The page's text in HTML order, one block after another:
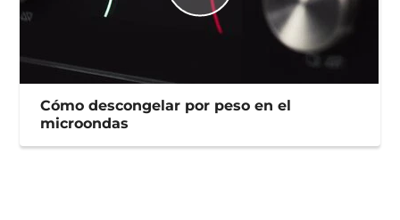
Cómo descongelar por peso en el
microondas